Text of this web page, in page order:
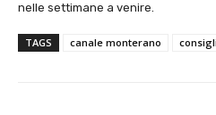
nelle settimane a venire.
TAGS canale monterano